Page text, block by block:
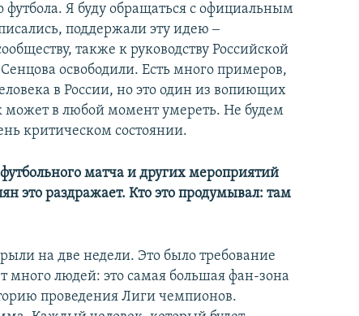
футбола. Я буду обращаться с официальным
поддержали эту идею ‒
также к руководству Российской
освободили. Есть много примеров,
в России, но это один из вопиющих
может в любой момент умереть. Не будем
критическом состоянии.
матча и других мероприятий
это раздражает. Кто это продумывал: там
на две недели. Это было требование
много людей: это самая большая фан-зона
проведения Лиги чемпионов.